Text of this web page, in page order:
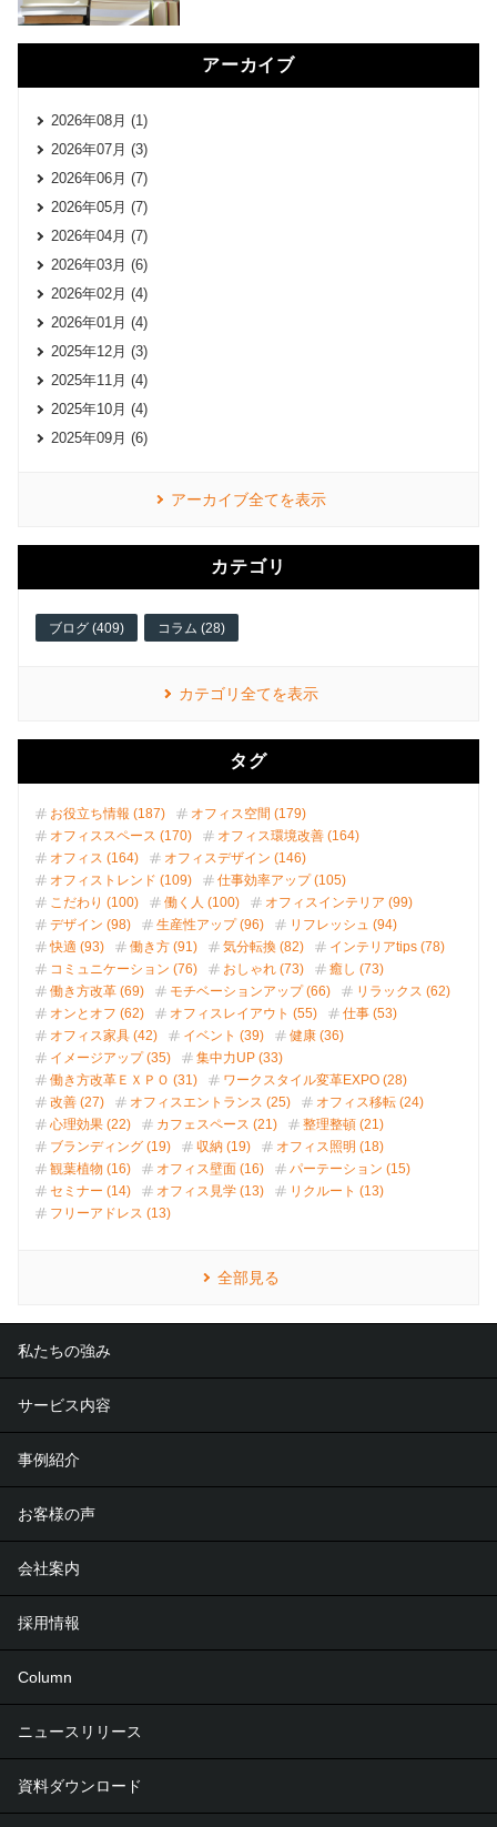
アーカイブ
2026年08月 (1)
2026年07月 (3)
2026年06月 (7)
2026年05月 (7)
2026年04月 (7)
2026年03月 (6)
2026年02月 (4)
2026年01月 (4)
2025年12月 (3)
2025年11月 (4)
2025年10月 (4)
2025年09月 (6)
アーカイブ全てを表示
カテゴリ
ブログ (409) コラム (28)
カテゴリ全てを表示
タグ
お役立ち情報 (187)
オフィス空間 (179)
オフィススペース (170)
オフィス環境改善 (164)
オフィス (164)
オフィスデザイン (146)
オフィストレンド (109)
仕事効率アップ (105)
こだわり (100)
働く人 (100)
オフィスインテリア (99)
デザイン (98)
生産性アップ (96)
リフレッシュ (94)
快適 (93)
働き方 (91) 気分転換 (82)
インテリアtips (78)
コミュニケーション (76)
おしゃれ (73)
癒し (73)
働き方改革 (69)
モチベーションアップ (66)
リラックス (62)
オンとオフ (62)
オフィスレイアウト (55)
仕事 (53)
オフィス家具 (42)
イベント (39)
健康 (36)
イメージアップ (35)
集中力UP (33)
働き方改革ＥＸＰＯ (31)
ワークスタイル変革EXPO (28)
改善 (27)
オフィスエントランス (25)
オフィス移転 (24)
心理効果 (22)
カフェスペース (21)
整理整頓 (21)
ブランディング (19)
収納 (19)
オフィス照明 (18)
観葉植物 (16)
オフィス壁面 (16)
パーテーション (15)
セミナー (14)
オフィス見学 (13)
リクルート (13)
フリーアドレス (13)
全部見る
私たちの強み
サービス内容
事例紹介
お客様の声
会社案内
採用情報
Column
ニュースリリース
資料ダウンロード